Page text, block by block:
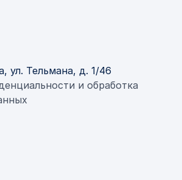
ул. Тельмана, д. 1/46
и обработка